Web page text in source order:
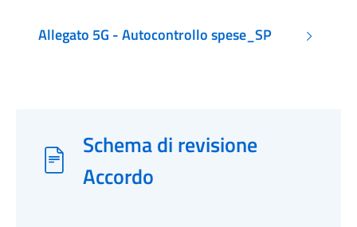
Allegato 5G - Autocontrollo spese_SP
Schema di revisione
Accordo